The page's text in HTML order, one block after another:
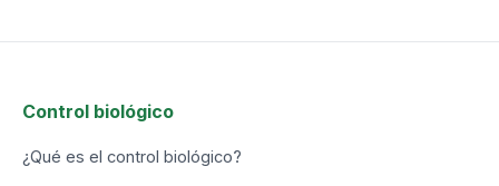
Control biológico
¿Qué es el control biológico?